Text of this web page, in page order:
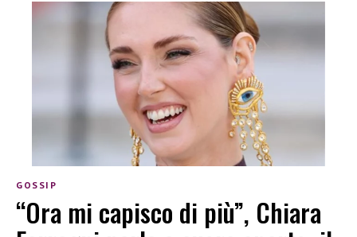
GOSSIP
“Ora mi capisco di più”, Chiara